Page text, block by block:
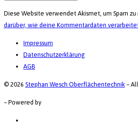
Diese Website verwendet Akismet, um Spam zu
darüber, wie deine Kommentardaten
Impressum
Datenschutzerklärung
AGB
© 2026 Stephan Wesch Oberflächentechnik –
– Powered by